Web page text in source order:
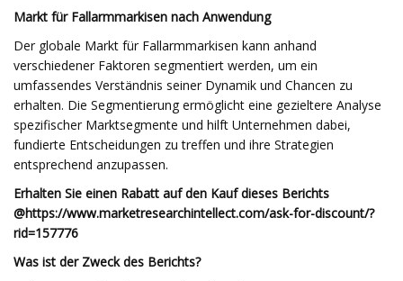
Markt für Fallarmmarkisen nach Anwendung
Der globale Markt für Fallarmmarkisen kann anhand
verschiedener Faktoren segmentiert werden, um ein
umfassendes Verständnis seiner Dynamik und Chancen zu
erhalten. Die Segmentierung ermöglicht eine gezieltere Analyse
spezifischer Marktsegmente und hilft Unternehmen dabei,
fundierte Entscheidungen zu treffen und ihre Strategien
entsprechend anzupassen.
Erhalten Sie einen Rabatt auf den Kauf dieses Berichts
@https://www.marketresearchintellect.com/ask-for-discount/?
rid=157776
Was ist der Zweck des Berichts?